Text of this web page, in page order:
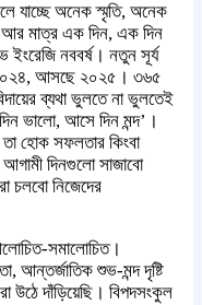
যাচ্ছে অনেক স্মৃতি, অনেক
আর মাত্র এক দিন, এক দিন
নববর্ষ। নতুন সূর্য
২০২৪, আসছে ২০২৫। ৩৬৫
ব্যথা ভুলতে না ভুলতেই
ভালো, আসে দিন মন্দ’।
তা হোক সফলতার কিংবা
আগামী দিনগুলো সাজাবো
চলবো নিজেদের
সমালোচিত।
আন্তর্জাতিক শুভ-মন্দ দৃষ্টি
উঠে দাঁড়িয়েছি। বিপদসংকুল